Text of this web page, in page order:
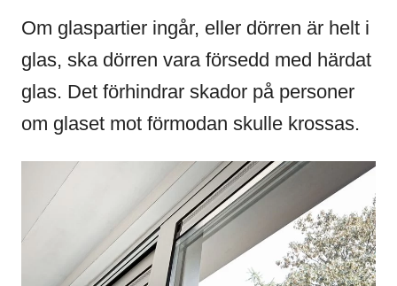
Om glaspartier ingår, eller dörren är helt i
glas, ska dörren vara försedd med härdat
glas. Det förhindrar skador på personer
om glaset mot förmodan skulle krossas.